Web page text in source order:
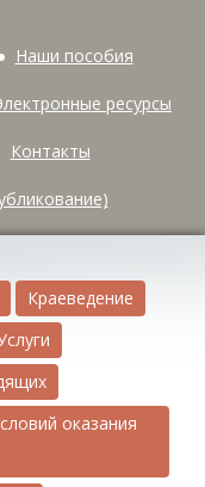
Наши пособия
ресурсы
Контакты
Краеведение
оказания